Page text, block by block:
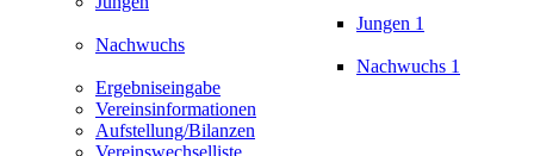
Jungen 1
Nachwuchs
Nachwuchs 1
Ergebniseingabe
Vereinsinformationen
Aufstellung/Bilanzen
Vereinswechselliste